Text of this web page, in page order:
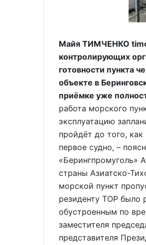
Майя ТИМЧЕНКО
контролирующих
готовности пункта
объекте в
приёмке уже
работа морского
эксплуатацию
пройдёт до того,
первое судно, –
«Берингпромуголь»
страны Азиатско-
морской пункт
резиденту ТОР было
обустроенным по
заместителя
представителя